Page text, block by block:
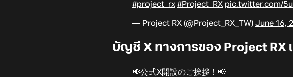
#project_rx #Project_RX pic.twitter.com/
— Project RX (@Project_RX_TW) June 16,
บัญชี X ทางการของ Project
📢公式X開設のご挨拶！📢